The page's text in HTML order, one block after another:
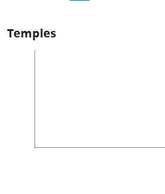
Temples